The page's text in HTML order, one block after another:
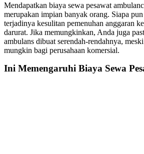
Mendapatkan biaya sewa pesawat
merupakan impian banyak orang. Siapa
terjadinya kesulitan pemenuhan anggaran
darurat. Jika memungkinkan, Anda juga
ambulans dibuat serendah-rendahnya,
mungkin bagi perusahaan komersial.
Ini Memengaruhi Biaya Sewa